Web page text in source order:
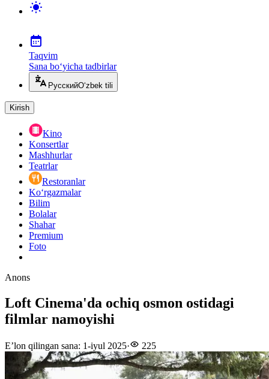
Taqvim
Sana bo‘yicha tadbirlar
РусскийO‘zbek tili
Kirish
Kino
Konsertlar
Mashhurlar
Teatrlar
Restoranlar
Ko‘rgazmalar
Bilim
Bolalar
Shahar
Premium
Foto
Anons
Loft Cinema'da ochiq osmon ostidagi
filmlar namoyishi
E’lon qilingan sana: 1-iyul 2025· 225